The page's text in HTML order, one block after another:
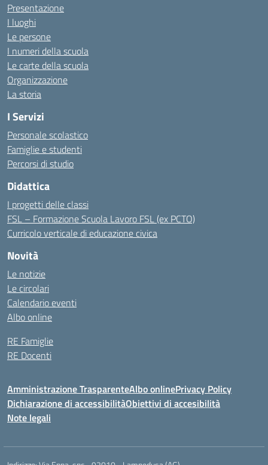
Presentazione
I luoghi
Le persone
I numeri della scuola
Le carte della scuola
Organizzazione
La storia
I Servizi
Personale scolastico
Famiglie e studenti
Percorsi di studio
Didattica
I progetti delle classi
FSL – Formazione Scuola Lavoro FSL (ex PCTO)
Curricolo verticale di educazione civica
Novità
Le notizie
Le circolari
Calendario eventi
Albo online
RE Famiglie
RE Docenti
Amministrazione TrasparenteAlbo onlinePrivacy Policy
Dichiarazione di accessibilitàObiettivi di accesibilità
Note legali